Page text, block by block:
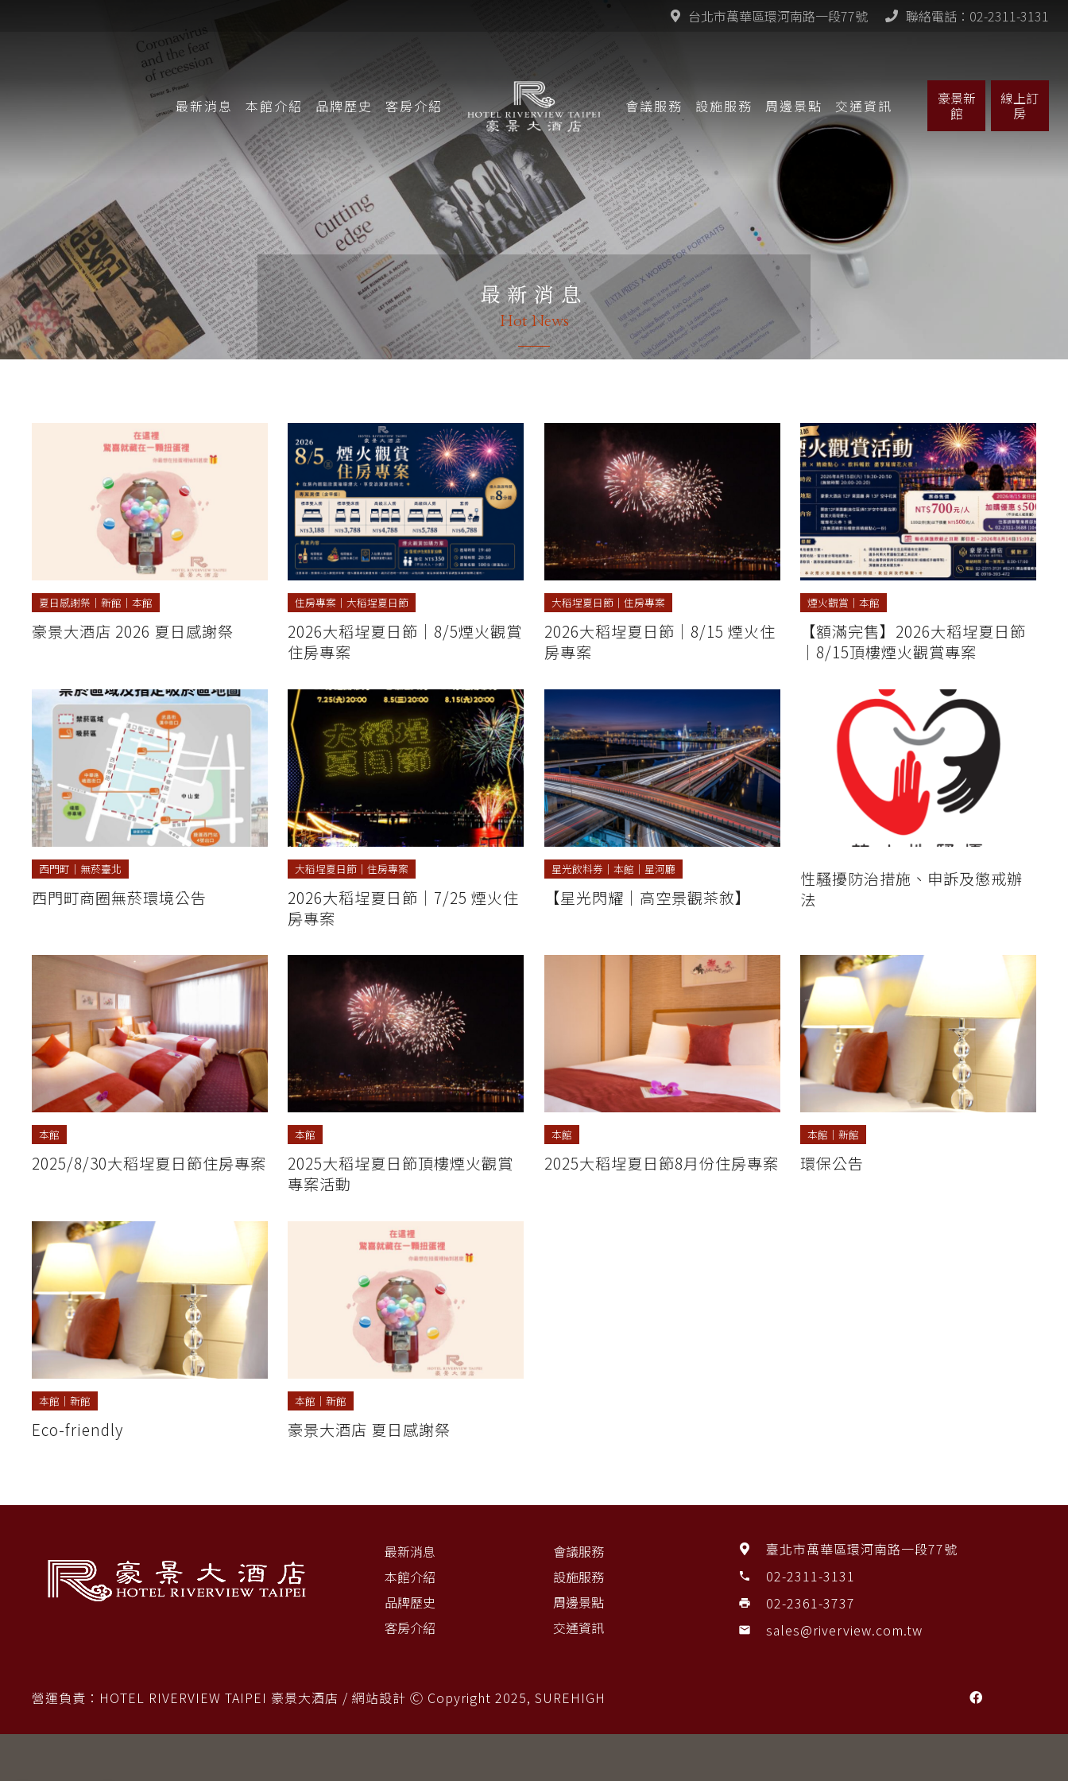
台北市萬華區環河南路一段77號 聯絡電話：02-2311-3131
最新消息 本館介紹 品牌歷史 客房介紹 會議服務 設施服務 周邊景點 交通資訊 豪景新
館
線上訂
房
最新消息
Hot News
夏日感謝祭 ｜ 新館 ｜ 本館
豪景大酒店 2026 夏日感謝祭
住房專案 ｜大稻埕夏日節
2026大稻埕夏日節｜8/5煙火觀賞
住房專案
大稻埕夏日節｜ 住房專案
2026大稻埕夏日節｜8/15 煙火住
房專案
煙火觀賞 ｜本館
【額滿完售】2026大稻埕夏日節
｜8/15頂樓煙火觀賞專案
西門町 ｜ 無菸臺北
西門町商圈無菸環境公告
大稻埕夏日節 ｜住房專案
2026大稻埕夏日節｜7/25 煙火住
房專案
星光飲料券｜ 本館 ｜ 星河廳
【星光閃耀｜高空景觀茶敘】
性騷擾防治措施、申訴及懲戒辦
法
本館
2025/8/30大稻埕夏日節住房專案
本館
2025大稻埕夏日節頂樓煙火觀賞
專案活動
本館
2025大稻埕夏日節8月份住房專案
本館 ｜新館
環保公告
本館 ｜ 新館
Eco-friendly
本館 ｜新館
豪景大酒店 夏日感謝祭
最新消息
本館介紹
品牌歷史
客房介紹
會議服務
設施服務
周邊景點
交通資訊
臺北市萬華區環河南路一段77號
phone 02-2311-3131
print 02-2361-3737
mail sales@riverview.com.tw
營運負責：HOTEL RIVERVIEW TAIPEI 豪景大酒店 / 網站設計 Ⓒ Copyright 2025, SUREHIGH